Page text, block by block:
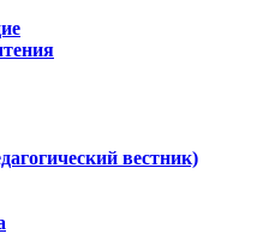
вестник)